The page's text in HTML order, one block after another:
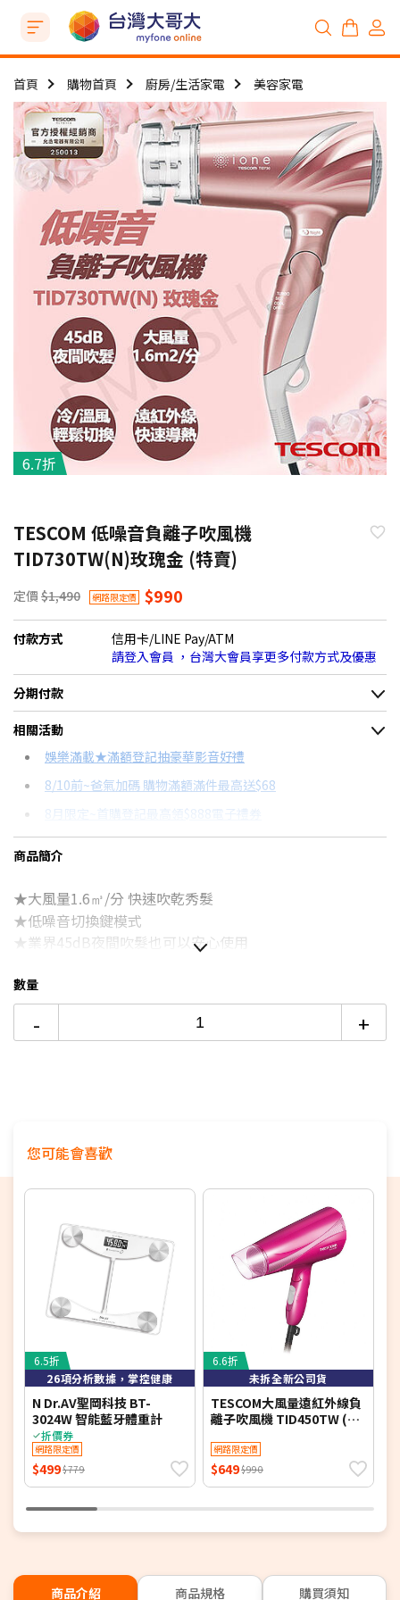
首頁 購物首頁 廚房/生活家電 美容家電
6.7折
TESCOM 低噪音負離子吹風機
TID730TW(N)玫瑰金 (特賣)
定價 $1,490 網路限定價 $990
付款方式
信用卡/LINE Pay/ATM
請登入會員 ，台灣大會員享更多付款方式及優惠
分期付款
＊實際可分期數、適用利率，請以購物車顯示為主
信用卡分期
分期數 每期金額 配合銀行/業者
相關活動
娛樂滿載★滿額登記抽豪華影音好禮
8/10前~爸氣加碼 購物滿額滿件最高送$68
8月限定~首購登記最高領$888電子禮券
台灣大哥大Open Possible聯名卡滿額最高回饋25%
電視降到底破盤
吹風機如何挑選？→點我看達人教你買
Dyson吹風機好用嗎？→點我看達人教你買
商品簡介
★大風量1.6㎥/分 快速吹乾秀髮
★低噪音切換鍵模式
★業界45dB夜間吹髮也可以安心使用
★遠紅外線快速導熱不傷髮
★搭配溫和濕潤風罩平衡風溫
★黃金三角式​負離子釋放技術
數量
- +
您可能會喜歡
6.5折
26項分析數據，掌控健康
N Dr.AV聖岡科技 BT-
3024W 智能藍牙體重計
折價券
網路限定價
$499$779
6.6折
未拆全新公司貨
TESCOM大風量遠紅外線負
離子吹風機 TID450TW (特
網路限定價
$649$990
商品介紹 商品規格 購買須知